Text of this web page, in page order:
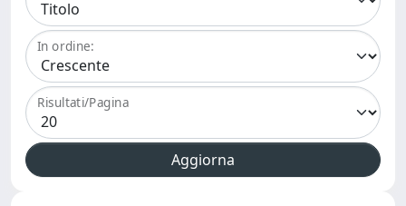
In ordine:
Risultati/Pagina